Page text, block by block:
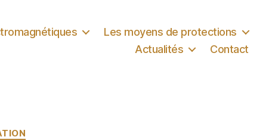
Les moyens de protections
Actualités
Contact